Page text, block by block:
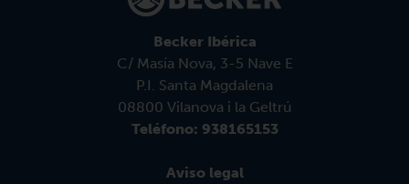
Becker Ibérica
C/ Masía Nova, 3-5 Nave E
P.I. Santa Magdalena
08800 Vilanova i la Geltrú
Teléfono: 938165153
Aviso legal